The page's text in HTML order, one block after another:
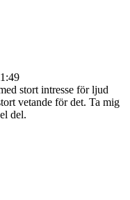
stort intresse för ljud
vetande för det. Ta mig
del.